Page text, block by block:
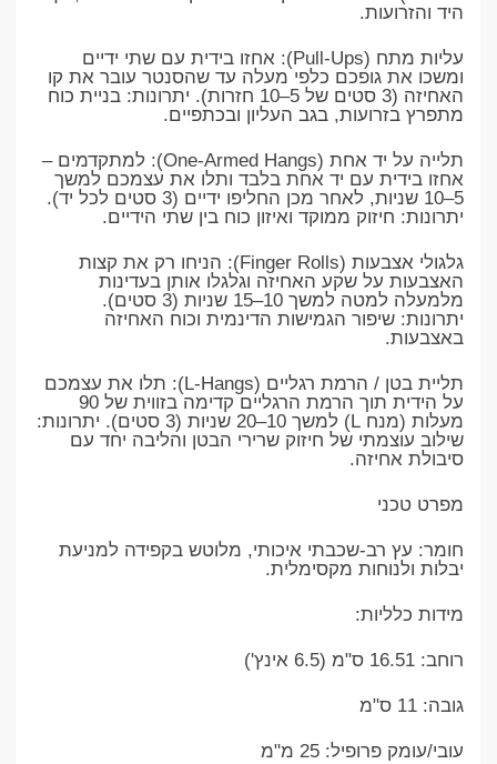
היד והזרועות.
​עליות מתח (Pull-Ups): אחזו בידית עם שתי ידיים
ומשכו את גופכם כלפי מעלה עד שהסנטר עובר את קו
האחיזה (3 סטים של 5–10 חזרות). יתרונות: בניית כוח
מתפרץ בזרועות, בגב העליון ובכתפיים.
​תלייה על יד אחת (One-Armed Hangs): למתקדמים –
אחזו בידית עם יד אחת בלבד ותלו את עצמכם למשך
5–10 שניות, לאחר מכן החליפו ידיים (3 סטים לכל יד).
יתרונות: חיזוק ממוקד ואיזון כוח בין שתי הידיים.
​גלגולי אצבעות (Finger Rolls): הניחו רק את קצות
האצבעות על שקע האחיזה וגלגלו אותן בעדינות
מלמעלה למטה למשך 10–15 שניות (3 סטים).
יתרונות: שיפור הגמישות הדינמית וכוח האחיזה
באצבעות.
​תליית בטן / הרמת רגליים (L-Hangs): תלו את עצמכם
על הידית תוך הרמת הרגליים קדימה בזווית של 90
מעלות (מנח L) למשך 10–20 שניות (3 סטים). יתרונות:
שילוב עוצמתי של חיזוק שרירי הבטן והליבה יחד עם
סיבולת אחיזה.
​מפרט טכני
​חומר: עץ רב-שכבתי איכותי, מלוטש בקפידה למניעת
יבלות ולנוחות מקסימלית.
​מידות כלליות:
​רוחב: 16.51 ס"מ (6.5 אינץ')
​גובה: 11 ס"מ
​עובי/עומק פרופיל: 25 מ"מ